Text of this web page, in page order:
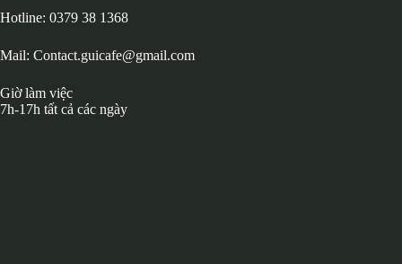
Hotline: 0379 38 1368
Mail: Contact.guicafe@gmail.com
Giờ làm việc
7h-17h tất cả các ngày